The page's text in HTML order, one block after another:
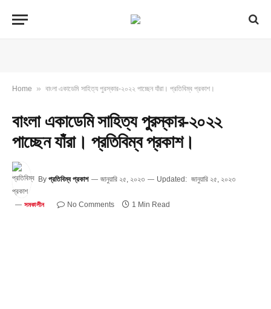
Home » বাংলা একাডেমি সাহিত্য পুরস্কার-২০২২ পাচ্ছেন যাঁরা। প্রতিবিম্ব প্রকাশ।
বাংলা একাডেমি সাহিত্য পুরস্কার-২০২২
পাচ্ছেন যাঁরা। প্রতিবিম্ব প্রকাশ।
By প্রতিবিম্ব প্রকাশ জানুয়ারি ২৫, ২০২৩ Updated: জানুয়ারি ২৫, ২০২৩
সমকালীন No Comments 1 Min Read